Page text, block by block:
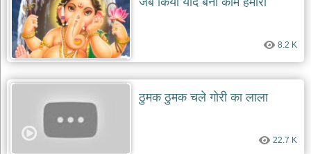
8.2 K
ठुमक ठुमक चले गोरी का लाला
22.7 K